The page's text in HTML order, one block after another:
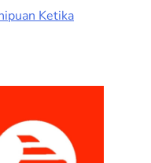
Ketika